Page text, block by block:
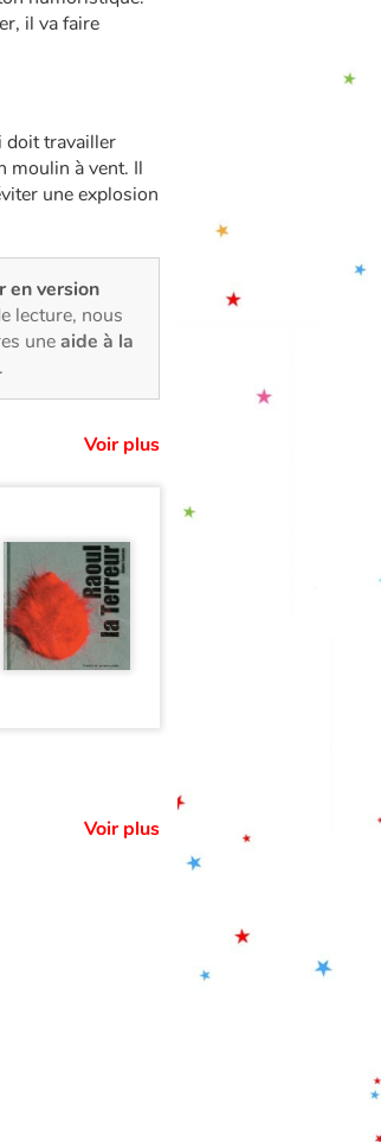
il va faire
doit travailler
moulin à vent. Il
une explosion
en version
lecture, nous
uneaide à la
.
Voir plus
Voir plus